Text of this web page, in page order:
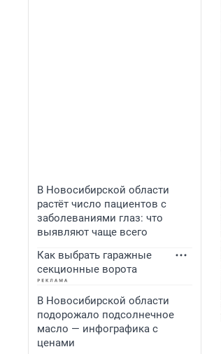
В Новосибирской области
растёт число пациентов с
заболеваниями глаз: что
выявляют чаще всего
Как выбрать гаражные
секционные ворота
В Новосибирской области
подорожало подсолнечное
масло — инфографика с
ценами